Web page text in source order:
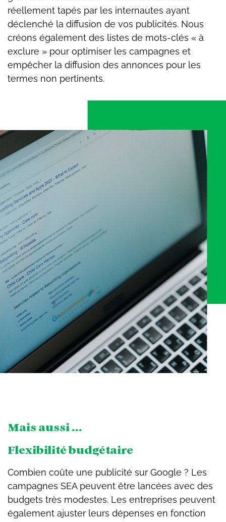
réellement tapés par les internautes ayant
déclenché la diffusion de vos publicités. Nous
créons également des listes de mots-clés « à
exclure » pour optimiser les campagnes et
empêcher la diffusion des annonces pour les
termes non pertinents.
Mais aussi ...
Flexibilité budgétaire
Combien coûte une publicité sur Google ? Les
campagnes SEA peuvent être lancées avec des
budgets très modestes. Les entreprises peuvent
également ajuster leurs dépenses en fonction